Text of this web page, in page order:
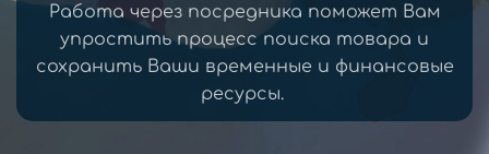
Работа через посредника поможет Вам
упростить процесс поиска товара и
сохранить Ваши временные и финансовые
ресурсы.